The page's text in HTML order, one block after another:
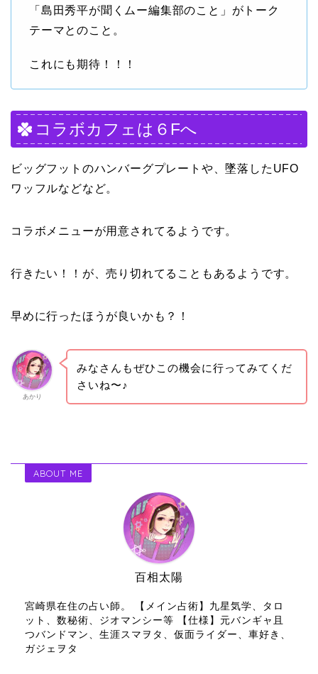
「島田秀平が聞くムー編集部のこと」がトーク
テーマとのこと。
これにも期待！！！
コラボカフェは６Fへ
ビッグフットのハンバーグプレートや、墜落したUFO
ワッフルなどなど。
コラボメニューが用意されてるようです。
行きたい！！が、売り切れてることもあるようです。
早めに行ったほうが良いかも？！
あかり
みなさんもぜひこの機会に行ってみてくだ
さいね〜♪
ABOUT ME
百相太陽
宮崎県在住の占い師。 【メイン占術】九星気学、タロ
ット、数秘術、ジオマンシー等 【仕様】元バンギャ且
つバンドマン、生涯スマヲタ、仮面ライダー、車好き、
ガジェヲタ